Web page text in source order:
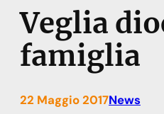
Veglia
famiglia
22 Maggio 2017News